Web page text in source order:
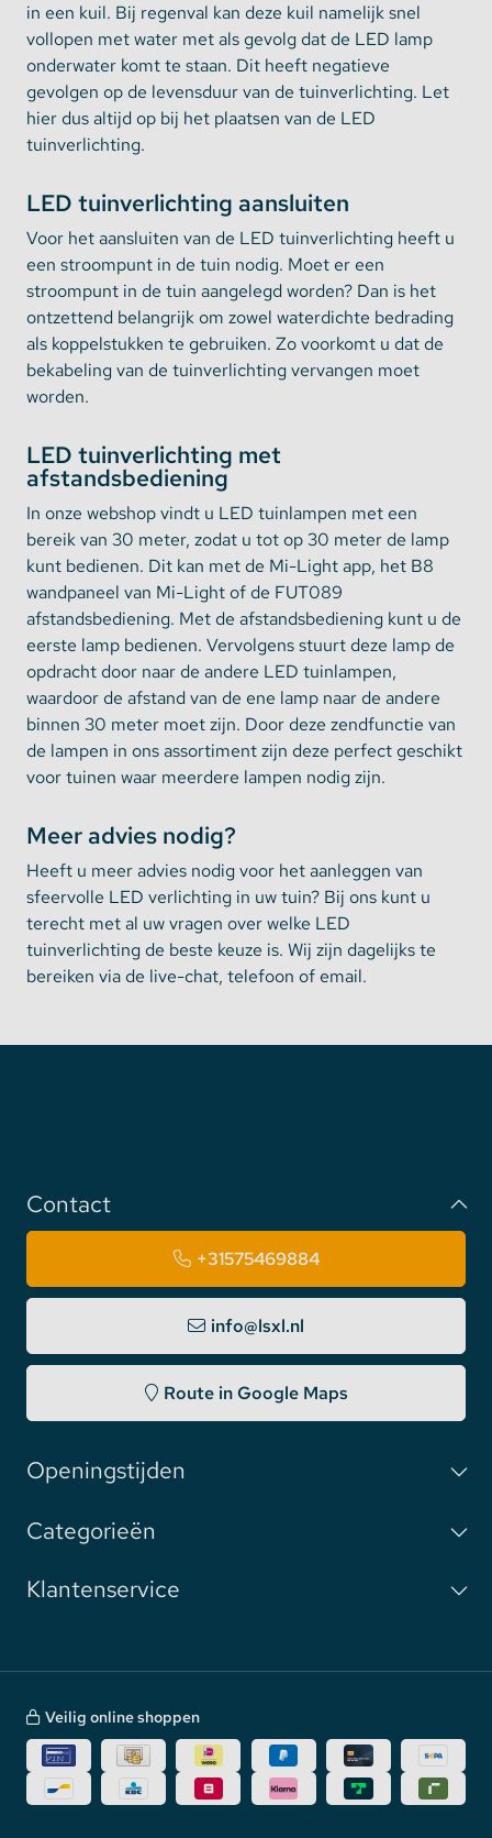
in een kuil. Bij regenval kan deze kuil namelijk snel
vollopen met water met als gevolg dat de LED lamp
onderwater komt te staan. Dit heeft negatieve
gevolgen op de levensduur van de tuinverlichting. Let
hier dus altijd op bij het plaatsen van de LED
tuinverlichting.
LED tuinverlichting aansluiten
Voor het aansluiten van de LED tuinverlichting heeft u
een stroompunt in de tuin nodig. Moet er een
stroompunt in de tuin aangelegd worden? Dan is het
ontzettend belangrijk om zowel waterdichte bedrading
als koppelstukken te gebruiken. Zo voorkomt u dat de
bekabeling van de tuinverlichting vervangen moet
worden.
LED tuinverlichting met
afstandsbediening
In onze webshop vindt u LED tuinlampen met een
bereik van 30 meter, zodat u tot op 30 meter de lamp
kunt bedienen. Dit kan met de Mi-Light app, het B8
wandpaneel van Mi-Light of de FUT089
afstandsbediening. Met de afstandsbediening kunt u de
eerste lamp bedienen. Vervolgens stuurt deze lamp de
opdracht door naar de andere LED tuinlampen,
waardoor de afstand van de ene lamp naar de andere
binnen 30 meter moet zijn. Door deze zendfunctie van
de lampen in ons assortiment zijn deze perfect geschikt
voor tuinen waar meerdere lampen nodig zijn.
Meer advies nodig?
Heeft u meer advies nodig voor het aanleggen van
sfeervolle LED verlichting in uw tuin? Bij ons kunt u
terecht met al uw vragen over welke LED
tuinverlichting de beste keuze is. Wij zijn dagelijks te
bereiken via de live-chat, telefoon of email.
Contact
+31575469884
info@lsxl.nl
Route in Google Maps
Openingstijden
Categorieën
Klantenservice
Veilig online shoppen